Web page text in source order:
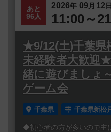
あと
96人
2026年 09 月 12日
11:00～
★9/12(土)千葉県
未経験者大歓迎
緒に遊びましょ
ゲーム会
千葉県 千葉県新松
◆初心者の方が多いので主